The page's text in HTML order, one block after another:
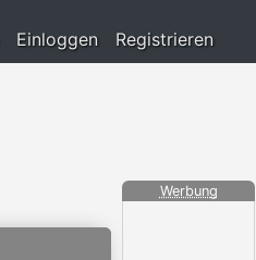
Einloggen Registrieren
Werbung